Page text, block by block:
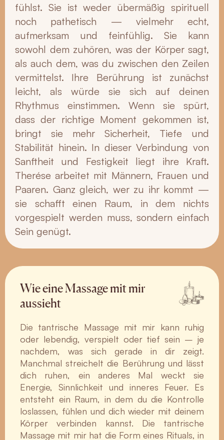
fühlst. Sie ist weder übermäßig spirituell
noch pathetisch — vielmehr echt,
aufmerksam und feinfühlig. Sie kann
sowohl dem zuhören, was der Körper sagt,
als auch dem, was du zwischen den Zeilen
vermittelst. Ihre Berührung ist zunächst
leicht, als würde sie sich auf deinen
Rhythmus einstimmen. Wenn sie spürt,
dass der richtige Moment gekommen ist,
bringt sie mehr Sicherheit, Tiefe und
Stabilität hinein. In dieser Verbindung von
Sanftheit und Festigkeit liegt ihre Kraft.
Therése arbeitet mit Männern, Frauen und
Paaren. Ganz gleich, wer zu ihr kommt —
sie schafft einen Raum, in dem nichts
vorgespielt werden muss, sondern einfach
Sein genügt.
Wie eine Massage mit mir
aussieht
Die tantrische Massage mit mir kann ruhig
oder lebendig, verspielt oder tief sein – je
nachdem, was sich gerade in dir zeigt.
Manchmal streichelt die Berührung und lässt
dich ruhen, ein anderes Mal weckt sie
Energie, Sinnlichkeit und inneres Feuer. Es
entsteht ein Raum, in dem du die Kontrolle
loslassen, fühlen und dich wieder mit deinem
Körper verbinden kannst. Die tantrische
Massage mit mir hat die Form eines Rituals, in